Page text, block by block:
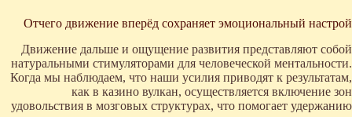
Отчего движение вперёд сохраняет эмоциональный настрой
Движение дальше и ощущение развития представляют собой
натуральными стимуляторами для человеческой ментальности.
Когда мы наблюдаем, что наши усилия приводят к результатам,
как в казино вулкан, осуществляется включение зон
удовольствия в мозговых структурах, что помогает удержанию